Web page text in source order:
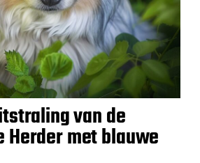
van de
met blauwe